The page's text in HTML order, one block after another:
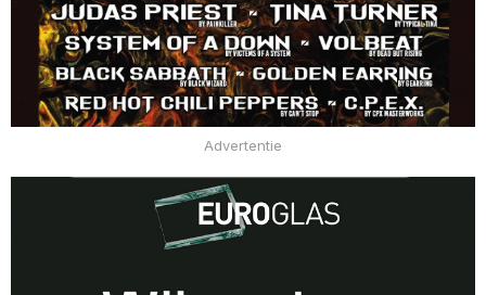
Advertentie